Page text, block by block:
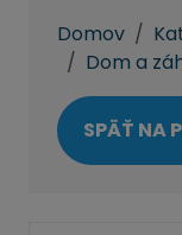
Domov
Dom a
SPÄŤ NA